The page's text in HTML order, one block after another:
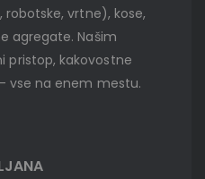
robotske, vrtne), kose,
agregate. Našim
pristop, kakovostne
vse na enem mestu.